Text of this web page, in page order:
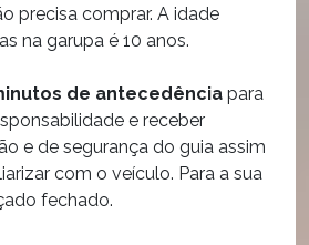
precisa comprar. A idade
na garupa é 10 anos.
de antecedência para
e receber
e de segurança do guia assim
com o veículo. Para a sua
fechado.